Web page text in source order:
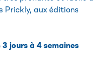
Prickly, aux éditions
jours à 4 semaines